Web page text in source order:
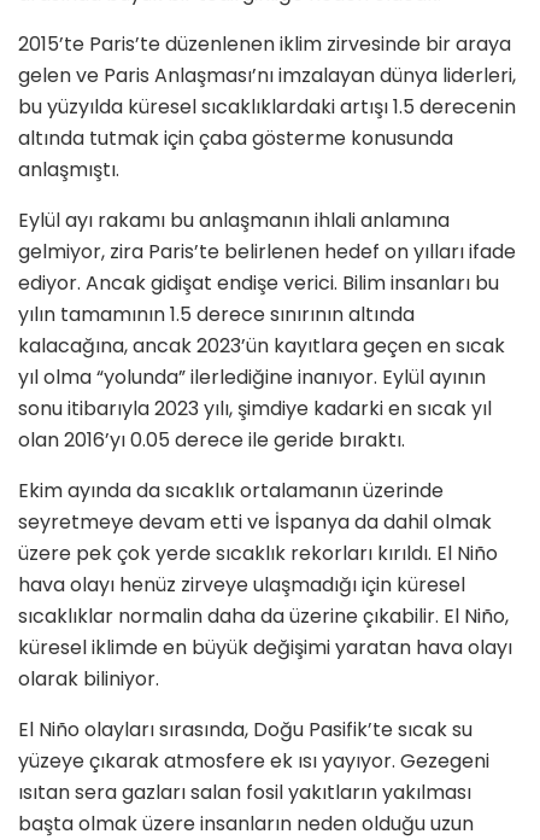
2015’te Paris’te düzenlenen iklim zirvesinde bir araya
gelen ve Paris Anlaşması’nı imzalayan dünya liderleri,
bu yüzyılda küresel sıcaklıklardaki artışı 1.5 derecenin
altında tutmak için çaba gösterme konusunda
anlaşmıştı.
Eylül ayı rakamı bu anlaşmanın ihlali anlamına
gelmiyor, zira Paris’te belirlenen hedef on yılları ifade
ediyor. Ancak gidişat endişe verici. Bilim insanları bu
yılın tamamının 1.5 derece sınırının altında
kalacağına, ancak 2023’ün kayıtlara geçen en sıcak
yıl olma “yolunda” ilerlediğine inanıyor. Eylül ayının
sonu itibarıyla 2023 yılı, şimdiye kadarki en sıcak yıl
olan 2016’yı 0.05 derece ile geride bıraktı.
Ekim ayında da sıcaklık ortalamanın üzerinde
seyretmeye devam etti ve İspanya da dahil olmak
üzere pek çok yerde sıcaklık rekorları kırıldı. El Niño
hava olayı henüz zirveye ulaşmadığı için küresel
sıcaklıklar normalin daha da üzerine çıkabilir. El Niño,
küresel iklimde en büyük değişimi yaratan hava olayı
olarak biliniyor.
El Niño olayları sırasında, Doğu Pasifik’te sıcak su
yüzeye çıkarak atmosfere ek ısı yayıyor. Gezegeni
ısıtan sera gazları salan fosil yakıtların yakılması
başta olmak üzere insanların neden olduğu uzun